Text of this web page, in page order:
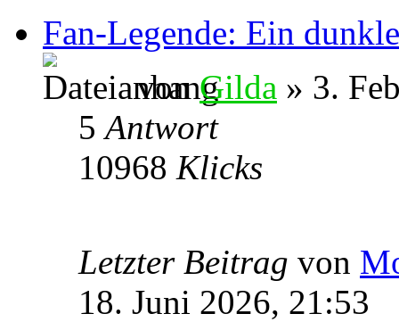
Fan-Legende: Ein
vonGilda » 3.
5Antwort
10968 Klicks
Letzter Beitrag von
18. Juni 2026, 21:53